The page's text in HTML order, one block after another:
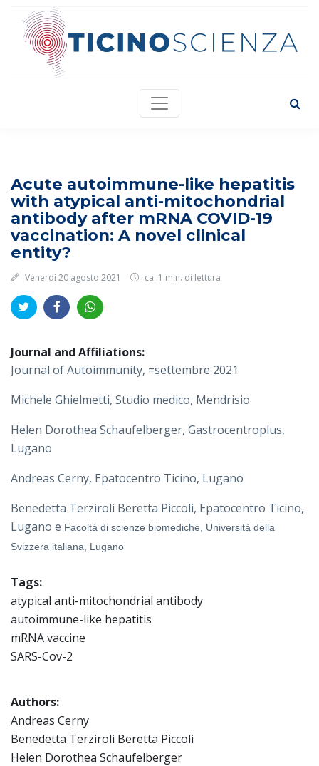
Acute autoimmune-like hepatitis
with atypical anti-mitochondrial
antibody after mRNA COVID-19
vaccination: A novel clinical
entity?
Venerdì 20 agosto 2021 ca. 1 min. di lettura
Journal and Affiliations:
Journal of Autoimmunity, =settembre 2021
Michele Ghielmetti, Studio medico, Mendrisio
Helen Dorothea Schaufelberger, Gastrocentroplus,
Lugano
Andreas Cerny, Epatocentro Ticino, Lugano
Benedetta Terziroli Beretta Piccoli, Epatocentro Ticino,
Lugano e Facoltà di scienze biomediche, Università della
Svizzera italiana, Lugano
Tags:
atypical anti-mitochondrial antibody
autoimmune-like hepatitis
mRNA vaccine
SARS-Cov-2
Authors:
Andreas Cerny
Benedetta Terziroli Beretta Piccoli
Helen Dorothea Schaufelberger